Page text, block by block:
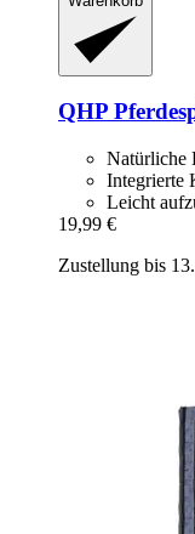
QHP
Natürliche
Integrierte
Leicht
19,99 €
Zustellung bis